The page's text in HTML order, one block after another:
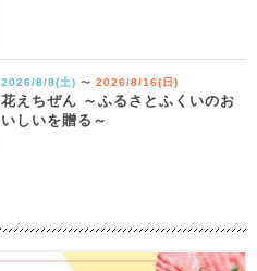
2026/8/8(土) 〜 2026/8/16(日)
花えちぜん ～ふるさとふくいのお
いしいを贈る～